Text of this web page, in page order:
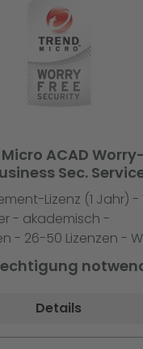
ACAD Worry-
Sec.
Liz. 1
Li Lizenz (1 Jahr) -
- akademisch -
- 26-50 Lizenzen -
Details